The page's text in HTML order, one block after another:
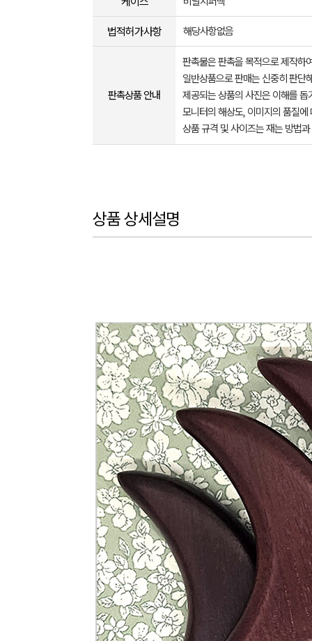
법적허가사항 해당사항없음
판촉상품 안내
판촉물은 판촉을 목적으로 제작하
일반상품으로 판매는 신중히 판단
제공되는 상품의 사진은 이해를
모니터의 해상도, 이미지의 품질
상품 규격 및 사이즈는 재는 방법
상품 상세설명